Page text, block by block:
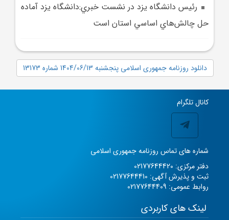
رئيس دانشگاه يزد در نشست خبري:دانشگاه يزد آماده
حل چالش‌هاي اساسي استان است
دانلود روزنامه جمهوری اسلامی پنجشنبه 1404/06/13 شماره 13173
کانال تلگرام
شماره های تماس روزنامه جمهوری اسلامی
دفتر مرکزی: 02177644420
ثبت و پذیرش آگهی: 02177644410
روابط عمومی: 02177644409
لینک های کاربردی